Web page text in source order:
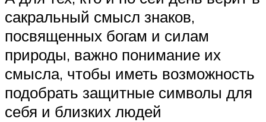
сакральный смысл знаков,
посвященных богам и силам
природы, важно понимание их
смысла, чтобы иметь возможность
подобрать защитные символы для
себя и близких людей